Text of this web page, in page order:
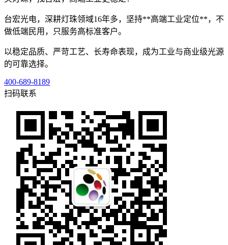
台宏光电，深耕灯珠领域16年多，坚持**高端工业定位**，不
做低端民用，只服务高标准客户。
以稳定品质、严苛工艺、长寿命表现，成为工业与商业级光源
的可靠选择。
400-689-8189
扫码联系